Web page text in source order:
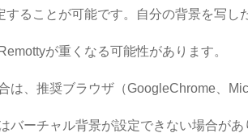
ることが可能です。自分の背景を写し
が重くなる可能性があります。
、推奨ブラウザ（GoogleChrome、
ーチャル背景が設定できない場合があ